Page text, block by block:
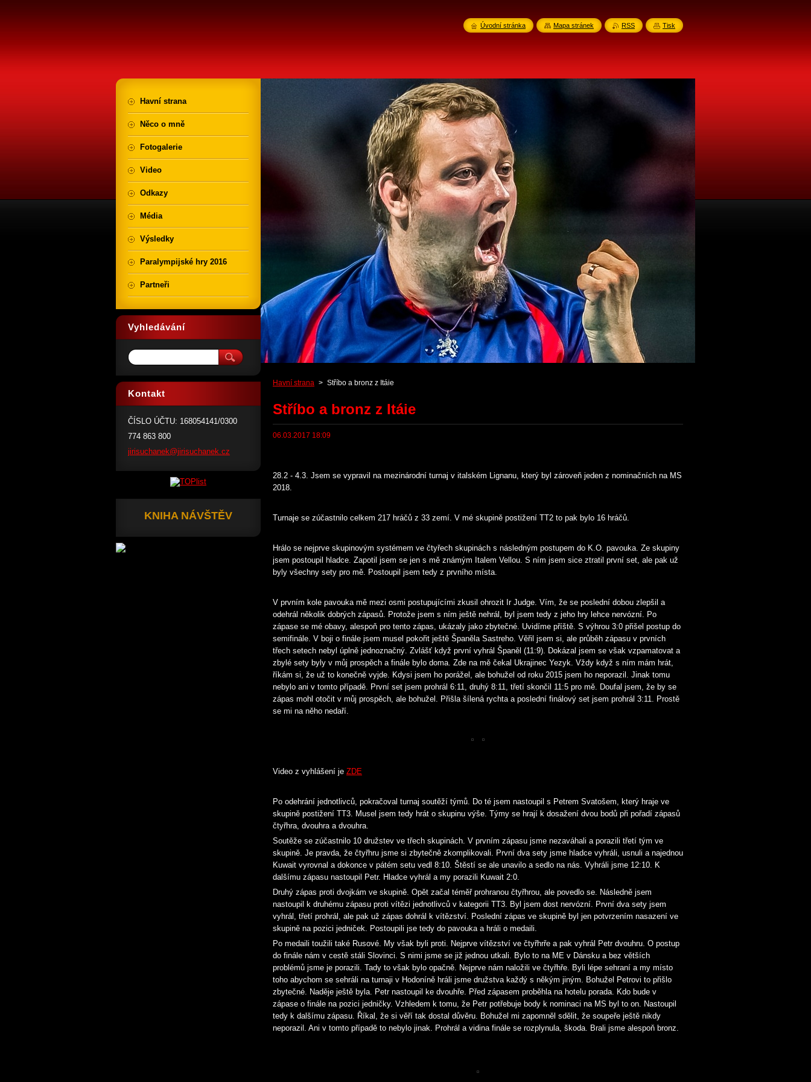
Havní strana > Stříbo a bronz z Itáie
Stříbo a bronz z Itáie
06.03.2017 18:09
28.2 - 4.3. Jsem se vypravil na mezinárodní turnaj v italském Lignanu, který byl zároveň jeden z nominačních na MS
2018.
Turnaje se zúčastnilo celkem 217 hráčů z 33 zemí. V mé skupině postižení TT2 to pak bylo 16 hráčů.
Hrálo se nejprve skupinovým systémem ve čtyřech skupinách s následným postupem do K.O. pavouka. Ze skupiny
jsem postoupil hladce. Zapotil jsem se jen s mě známým Italem Vellou. S ním jsem sice ztratil první set, ale pak už
byly všechny sety pro mě. Postoupil jsem tedy z prvního místa.
V prvním kole pavouka mě mezi osmi postupujícími zkusil ohrozit Ir Judge. Vím, že se poslední dobou zlepšil a
odehrál několik dobrých zápasů. Protože jsem s ním ještě nehrál, byl jsem tedy z jeho hry lehce nervózní. Po
zápase se mé obavy, alespoň pro tento zápas, ukázaly jako zbytečné. Uvidíme příště. S výhrou 3:0 přišel postup do
semifinále. V boji o finále jsem musel pokořit ještě Španěla Sastreho. Věřil jsem si, ale průběh zápasu v prvních
třech setech nebyl úplně jednoznačný. Zvlášť když první vyhrál Španěl (11:9). Dokázal jsem se však vzpamatovat a
zbylé sety byly v můj prospěch a finále bylo doma. Zde na mě čekal Ukrajinec Yezyk. Vždy když s ním mám hrát,
říkám si, že už to konečně vyjde. Kdysi jsem ho porážel, ale bohužel od roku 2015 jsem ho neporazil. Jinak tomu
nebylo ani v tomto případě. První set jsem prohrál 6:11, druhý 8:11, třetí skončil 11:5 pro mě. Doufal jsem, že by se
zápas mohl otočit v můj prospěch, ale bohužel. Přišla šílená rychta a poslední finálový set jsem prohrál 3:11. Prostě
se mi na něho nedaří.
Video z vyhlášení je ZDE
Po odehrání jednotlivců, pokračoval turnaj soutěží týmů. Do té jsem nastoupil s Petrem Svatošem, který hraje ve
skupině postižení TT3. Musel jsem tedy hrát o skupinu výše. Týmy se hrají k dosažení dvou bodů při pořadí zápasů
čtyřhra, dvouhra a dvouhra.
Soutěže se zúčastnilo 10 družstev ve třech skupinách. V prvním zápasu jsme nezaváhali a porazili třetí tým ve
skupině. Je pravda, že čtyřhru jsme si zbytečně zkomplikovali. První dva sety jsme hladce vyhráli, usnuli a najednou
Kuwait vyrovnal a dokonce v pátém setu vedl 8:10. Štěstí se ale unavilo a sedlo na nás. Vyhráli jsme 12:10. K
dalšímu zápasu nastoupil Petr. Hladce vyhrál a my porazili Kuwait 2:0.
Druhý zápas proti dvojkám ve skupině. Opět začal téměř prohranou čtyřhrou, ale povedlo se. Následně jsem
nastoupil k druhému zápasu proti vítězi jednotlivců v kategorii TT3. Byl jsem dost nervózní. První dva sety jsem
vyhrál, třetí prohrál, ale pak už zápas dohrál k vítězství. Poslední zápas ve skupině byl jen potvrzením nasazení ve
skupině na pozici jedniček. Postoupili jse tedy do pavouka a hráli o medaili.
Po medaili toužili také Rusové. My však byli proti. Nejprve vítězství ve čtyřhrře a pak vyhrál Petr dvouhru. O postup
do finále nám v cestě stáli Slovinci. S nimi jsme se již jednou utkali. Bylo to na ME v Dánsku a bez větších
problémů jsme je porazili. Tady to však bylo opačně. Nejprve nám naložili ve čtyřhře. Byli lépe sehraní a my místo
toho abychom se sehráli na turnaji v Hodoníně hráli jsme družstva každý s někým jiným. Bohužel Petrovi to přišlo
zbytečné. Naděje ještě byla. Petr nastoupil ke dvouhře. Před zápasem proběhla na hotelu porada. Kdo bude v
zápase o finále na pozici jedničky. Vzhledem k tomu, že Petr potřebuje body k nominaci na MS byl to on. Nastoupil
tedy k dalšímu zápasu. Říkal, že si věří tak dostal důvěru. Bohužel mi zapomněl sdělit, že soupeře ještě nikdy
neporazil. Ani v tomto případě to nebylo jinak. Prohrál a vidina finále se rozplynula, škoda. Brali jsme alespoň bronz.
Havní strana
Něco o mně
Fotogalerie
Video
Odkazy
Média
Výsledky
Paralympijské hry 2016
Partneři
Vyhledávání
Kontakt
ČÍSLO ÚČTU: 168054141/0300
774 863 800
jirisuchanek@jirisuchanek.cz
KNIHA NÁVŠTĚV
Úvodní stránka Mapa stránek RSS Tisk